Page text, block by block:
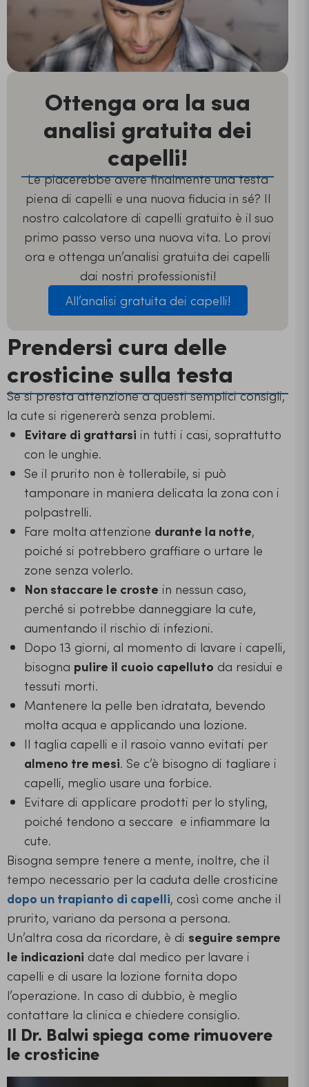
Ottenga ora la sua
analisi gratuita dei
capelli!
Le piacerebbe avere finalmente una testa
piena di capelli e una nuova fiducia in sé? Il
nostro calcolatore di capelli gratuito è il suo
primo passo verso una nuova vita. Lo provi
ora e ottenga un’analisi gratuita dei capelli
dai nostri professionisti!
All’analisi gratuita dei capelli!
Prendersi cura delle
crosticine sulla testa
Se si presta attenzione a questi semplici consigli,
la cute si rigenererà senza problemi.
Evitare di grattarsi in tutti i casi, soprattutto
con le unghie.
Se il prurito non è tollerabile, si può
tamponare in maniera delicata la zona con i
polpastrelli.
Fare molta attenzione durante la notte,
poiché si potrebbero graffiare o urtare le
zone senza volerlo.
Non staccare le croste in nessun caso,
perché si potrebbe danneggiare la cute,
aumentando il rischio di infezioni.
Dopo 13 giorni, al momento di lavare i capelli,
bisogna pulire il cuoio capelluto da residui e
tessuti morti.
Mantenere la pelle ben idratata, bevendo
molta acqua e applicando una lozione.
Il taglia capelli e il rasoio vanno evitati per
almeno tre mesi. Se c’è bisogno di tagliare i
capelli, meglio usare una forbice.
Evitare di applicare prodotti per lo styling,
poiché tendono a seccare e infiammare la
cute.
Bisogna sempre tenere a mente, inoltre, che il
tempo necessario per la caduta delle crosticine
dopo un trapianto di capelli, così come anche il
prurito, variano da persona a persona.
Un’altra cosa da ricordare, è di seguire sempre
le indicazioni date dal medico per lavare i
capelli e di usare la lozione fornita dopo
l’operazione. In caso di dubbio, è meglio
contattare la clinica e chiedere consiglio.
Il Dr. Balwi spiega come rimuovere
le crosticine